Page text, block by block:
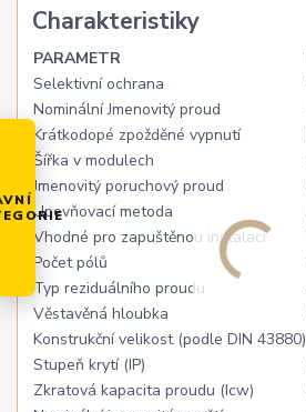
Charakteristiky
PARAMETR
Selektivní ochrana
Nominální Jmenovitý proud
Krátkodopé zpožděné vypnutí
Šířka v modulech
Jmenovitý poruchový proud
Upevňovací metoda
Vhodné pro zapuštěnou instalaci
Počet pólů
Typ reziduálního proudu
Věstavěná hloubka
Konstrukční velikost (podle DIN 43880)
Stupeň krytí (IP)
Zkratová kapacita proudu (Icw)